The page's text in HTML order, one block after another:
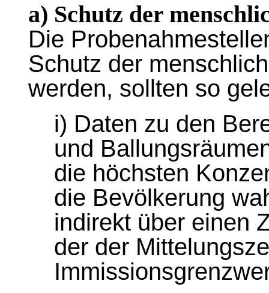
a) Schutz der
Die
Schutz der
werden, sollten so
i) Daten zu den
und
die höchsten
die Bevölkerung
indirekt über einen
der der